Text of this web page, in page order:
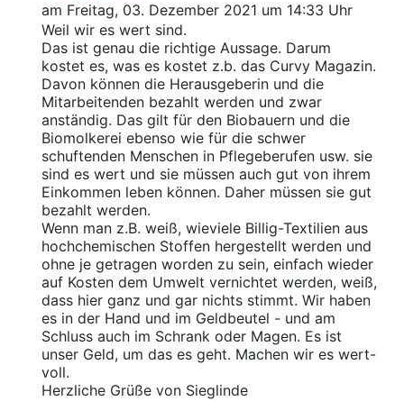
am Freitag, 03. Dezember 2021 um 14:33 Uhr
Weil wir es wert sind.
Das ist genau die richtige Aussage. Darum
kostet es, was es kostet z.b. das Curvy Magazin.
Davon können die Herausgeberin und die
Mitarbeitenden bezahlt werden und zwar
anständig. Das gilt für den Biobauern und die
Biomolkerei ebenso wie für die schwer
schuftenden Menschen in Pflegeberufen usw. sie
sind es wert und sie müssen auch gut von ihrem
Einkommen leben können. Daher müssen sie gut
bezahlt werden.
Wenn man z.B. weiß, wieviele Billig-Textilien aus
hochchemischen Stoffen hergestellt werden und
ohne je getragen worden zu sein, einfach wieder
auf Kosten dem Umwelt vernichtet werden, weiß,
dass hier ganz und gar nichts stimmt. Wir haben
es in der Hand und im Geldbeutel - und am
Schluss auch im Schrank oder Magen. Es ist
unser Geld, um das es geht. Machen wir es wert-
voll.
Herzliche Grüße von Sieglinde